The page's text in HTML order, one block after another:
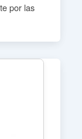
por las